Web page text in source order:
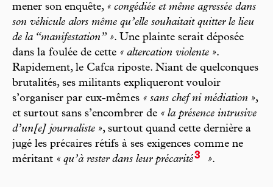
mener son enquête, « congédiée et même agressée dans
son véhicule alors même qu’elle souhaitait quitter le lieu
de la “manifestation” ». Une plainte serait déposée
dans la foulée de cette « altercation violente ».
Rapidement, le Cafca riposte. Niant de quelconques
brutalités, ses militants expliqueront vouloir
s’organiser par eux-mêmes « sans chef ni médiation »,
et surtout sans s’encombrer de « la présence intrusive
d’un[e] journaliste », surtout quand cette dernière a
jugé les précaires rétifs à ses exigences comme ne
méritant « qu’à rester dans leur précarité3 ».